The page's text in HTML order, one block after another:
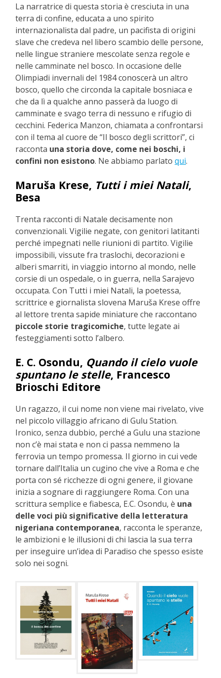
La narratrice di questa storia è cresciuta in una
terra di confine, educata a uno spirito
internazionalista dal padre, un pacifista di origini
slave che credeva nel libero scambio delle persone,
nelle lingue straniere mescolate senza regole e
nelle camminate nel bosco. In occasione delle
Olimpiadi invernali del 1984 conoscerà un altro
bosco, quello che circonda la capitale bosniaca e
che da lì a qualche anno passerà da luogo di
camminate e svago terra di nessuno e rifugio di
cecchini. Federica Manzon, chiamata a confrontarsi
con il tema al cuore de “Il bosco degli scrittori”, ci
racconta una storia dove, come nei boschi, i
confini non esistono. Ne abbiamo parlato qui.
Maruša Krese, Tutti i miei Natali,
Besa
Trenta racconti di Natale decisamente non
convenzionali. Vigilie negate, con genitori latitanti
perché impegnati nelle riunioni di partito. Vigilie
impossibili, vissute fra traslochi, decorazioni e
alberi smarriti, in viaggio intorno al mondo, nelle
corsie di un ospedale, o in guerra, nella Sarajevo
occupata. Con Tutti i miei Natali, la poetessa,
scrittrice e giornalista slovena Maruša Krese offre
al lettore trenta sapide miniature che raccontano
piccole storie tragicomiche, tutte legate ai
festeggiamenti sotto l’albero.
E. C. Osondu, Quando il cielo vuole
spuntano le stelle, Francesco
Brioschi Editore
Un ragazzo, il cui nome non viene mai rivelato, vive
nel piccolo villaggio africano di Gulu Station.
Ironico, senza dubbio, perché a Gulu una stazione
non c’è mai stata e non ci passa nemmeno la
ferrovia un tempo promessa. Il giorno in cui vede
tornare dall’Italia un cugino che vive a Roma e che
porta con sé ricchezze di ogni genere, il giovane
inizia a sognare di raggiungere Roma. Con una
scrittura semplice e fiabesca, E.C. Osondu, è una
delle voci più significative della letteratura
nigeriana contemporanea, racconta le speranze,
le ambizioni e le illusioni di chi lascia la sua terra
per inseguire un’idea di Paradiso che spesso esiste
solo nei sogni.